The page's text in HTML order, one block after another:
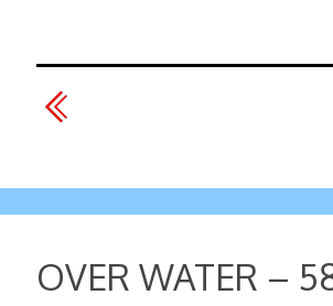
OVER WATER –